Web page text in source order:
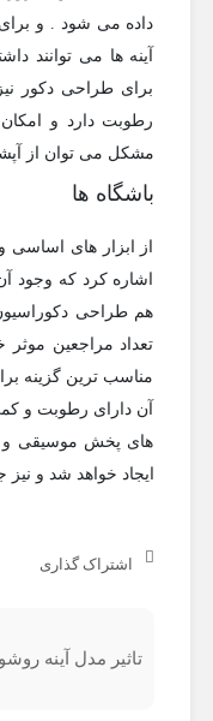
داده می شود . و برای
آینه ها می توانند
برای طراحی دکور
رطوبت دارد و امکان
مشکل می توان از آپشن
باشگاه ها
از ابزار های اساسی و
اشاره کرد که وجود آن
هم طراحی دکوراسیون
تعداد مراجعین موثر
مناسب ترین گزینه
آن دارای رطوبت و
های پخش موسیقی و
ایجاد خواهد شد و نیز
اشتراک گذاری
تاثیر مدل آینه